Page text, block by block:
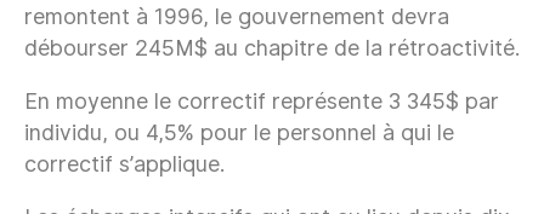
remontent à 1996, le gouvernement devra
débourser 245M$ au chapitre de la rétroactivité.
En moyenne le correctif représente 3 345$ par
individu, ou 4,5% pour le personnel à qui le
correctif s’applique.